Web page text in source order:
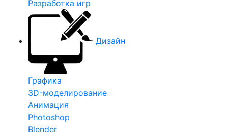
Разработка игр
Дизайн
Графика
3D-моделирование
Анимация
Photoshop
Blender